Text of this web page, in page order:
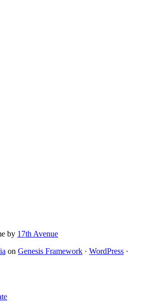
by 17th Avenue
on Genesis Framework · WordPress ·